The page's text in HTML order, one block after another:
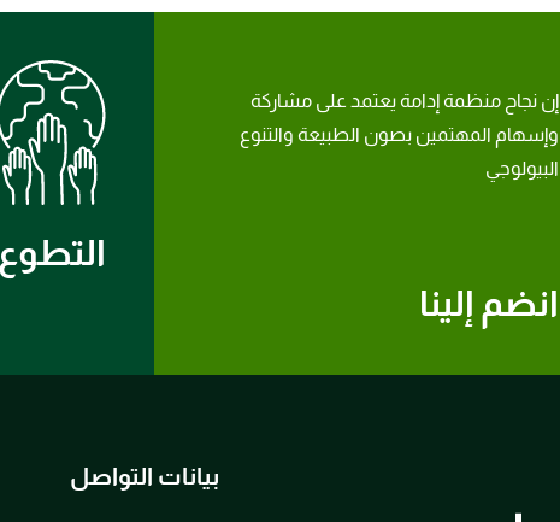
انضم إلينا
إن نجاح منظمة إدامة يعتمد على مشاركة
وإسهام المهتمين بصون الطبيعة والتنوع
البيولوجي
التطوع
بيانات التواصل